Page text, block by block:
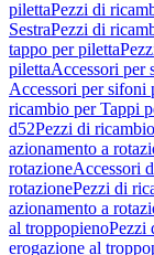
pilettaPezzi di
SestraPezzi di
tappo per piletta
pilettaAccessori per
Accessori per sifoni
ricambio per Tappi
d52Pezzi di
azionamento a
rotazioneAccessori
rotazionePezzi di
azionamento a
al troppopienoPezzi
erogazione al